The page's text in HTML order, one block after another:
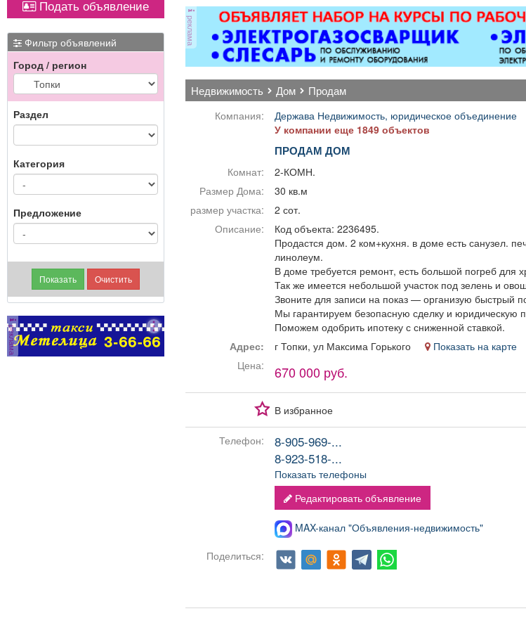
ОХРАННИКИ 5 разряда,
з/п от 33000 руб. 6
разряда, з/п от 37000
руб. официальное
трудоустройство
полный соц. пакет ООО
ЧОП «Интерлок-Н»
категории «Д». Условия:
Официальная
заработная плата по
ТКРФ; социальные
гарантии и уверенность
в завтрашнем дне;
возможность
карьерного роста;
возможность трудиться
рядом с домом. На
действуют: Положение
водителям, в размере
100 000 рублей;
Положение «Приведи
друга» позволяет
работнику привлекать
на предприятие кадры,
получая
вознаграждение в
размере 10000 рублей
работника; Программа
Работа без нарушений
трудовой дисциплины
поощряется выплатами
к отпуску, по итогам
года и отраслевым
праздникам, а также
областными и
наградами.
ТКРФ;
гарантии и
в завтрашнем
возможность
карьерного
Подать объявление
Фильтр объявлений
Город / регион
Раздел
Категория
Предложение
реклама
реклама
недвижимость дом продам
Компания:
Держава Недвижимость, юридическое объединение
У компании еще 1849 объектов
ПРОДАМ ДОМ
Комнат:
2-КОМН.
Размер Дома:
30 кв.м
размер участка:
2 сот.
Описание:
Код объекта: 2236495.
Продастся дом. 2 ком+кухня. в доме есть санузел.
линолеум.
В доме требуется ремонт, есть большой погреб для
Так же имеется небольшой участок под зелень и
Звоните для записи на показ — организую быстрый
Мы гарантируем безопасную сделку и юридическую
Поможем одобрить ипотеку с сниженной ставкой.
Адрес:
г Топки, ул Максима Горького
Показать на карте
Цена:
670 000 руб.
В избранное
Телефон:
8-905-969-...
8-923-518-...
Показать телефоны
Редактировать объявление
MAX-канал "Объявления-недвижимость"
Поделиться: